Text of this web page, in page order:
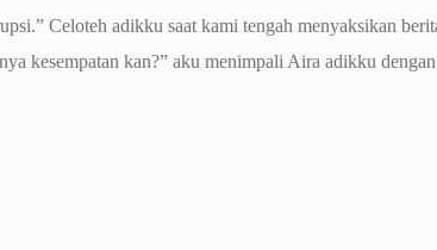
Celoteh adikku saat kami tengah menyaksikan
kesempatan kan?” aku menimpali Aira adikku